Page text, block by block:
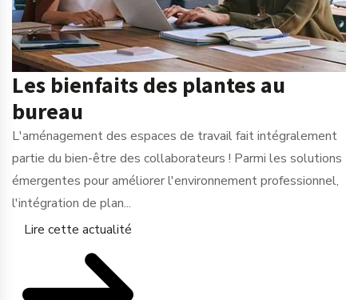
Les bienfaits des plantes au
bureau
L'aménagement des espaces de travail fait intégralement
partie du bien-être des collaborateurs ! Parmi les solutions
émergentes pour améliorer l'environnement professionnel,
l'intégration de plan...
Lire cette actualité